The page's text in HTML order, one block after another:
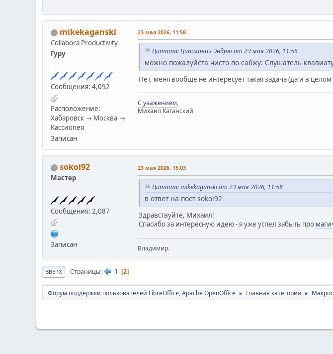
mikekaganski
Collabora Productivity
Гуру
Сообщения: 4,092
Расположение:
Хабаровск → Москва →
Кассиопея
Записан
23 мая 2026, 11:58
Цитата: Ципихович Эндрю от 23 мая 2026, 11:56
можно пожалуйста чисто по сабжу: Слушатель
Нет, меня вообще не интересует такая задача (да и в
С уважением,
Михаил Каганский
sokol92
Мастер
Сообщения: 2,087
Записан
23 мая 2026, 15:03
Цитата: mikekaganski от 23 мая 2026, 11:58
в ответ на пост sokol92
Здравствуйте, Михаил!
Спасибо за интересную идею - я уже успел забыть про
Владимир.
ВВЕРХ Страницы 1 2
Форум поддержки пользователей LibreOffice, Apache OpenOffice ► Главная категория ►